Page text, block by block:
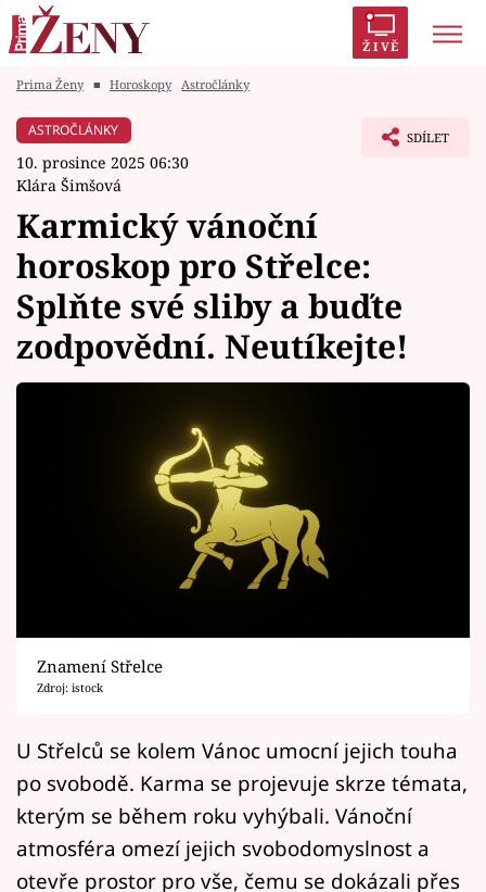
ŽIVĚ
Módní alarm
Témata
Celebrity
Vztahy
Sledujte prima+
Filmový festival Karlovy Vary
Přihlášení
Sledujte nás
Prima Ženy ■ Horoskopy Astročlánky
ASTROČLÁNKY
10. prosince 2025 06:30
Klára Šimšová
SDÍLET
Karmický vánoční
horoskop pro Střelce:
Splňte své sliby a buďte
zodpovědní. Neutíkejte!
Znamení Střelce
Zdroj: istock
U Střelců se kolem Vánoc umocní jejich touha
po svobodě. Karma se projevuje skrze témata,
kterým se během roku vyhýbali. Vánoční
atmosféra omezí jejich svobodomyslnost a
otevře prostor pro vše, čemu se dokázali přes